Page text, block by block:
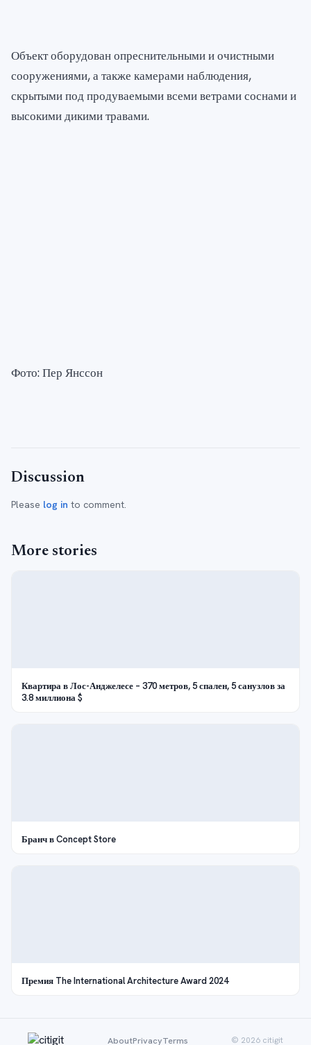
Объект оборудован опреснительными и очистными
сооружениями, а также камерами наблюдения,
скрытыми под продуваемыми всеми ветрами соснами и
высокими дикими травами.
Фото: Пер Янссон
Discussion
Please log in to comment.
More stories
Квартира в Лос-Анджелесе – 370 метров, 5 спален, 5 санузлов за
3.8 миллиона $
Бранч в Concept Store
Премия The International Architecture Award 2024
AboutPrivacyTerms © 2026 citigit